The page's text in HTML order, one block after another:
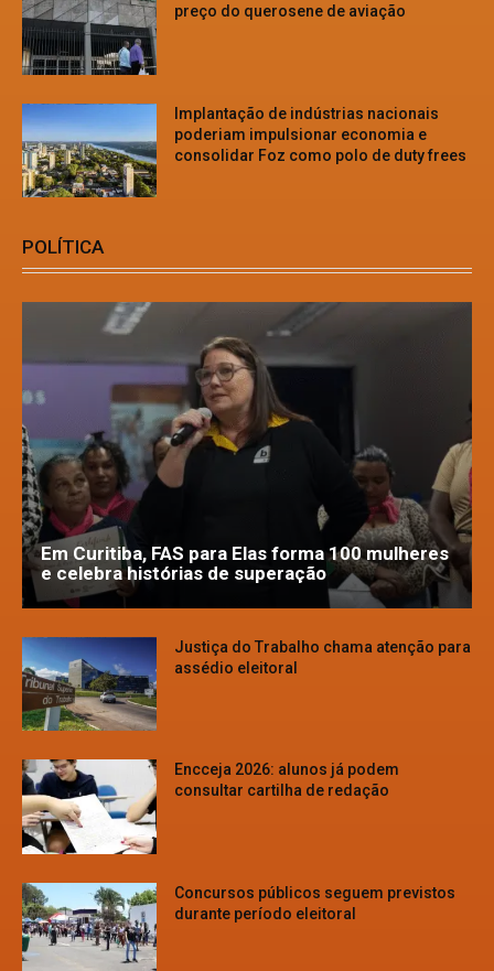
preço do querosene de aviação
Implantação de indústrias nacionais
poderiam impulsionar economia e
consolidar Foz como polo de duty frees
POLÍTICA
Em Curitiba, FAS para Elas forma 100 mulheres
e celebra histórias de superação
Justiça do Trabalho chama atenção para
assédio eleitoral
Encceja 2026: alunos já podem
consultar cartilha de redação
Concursos públicos seguem previstos
durante período eleitoral